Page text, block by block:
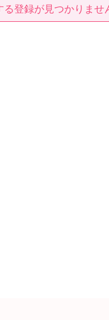
る登録が見つかりま